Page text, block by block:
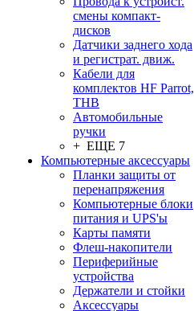
смены компакт-
дисков
Датчики заднего хода
и регистрат. движ.
Кабели для
комплектов HF Parrot,
THB
Автомобильные
ручки
+ ЕЩЕ 7
Компьютерные аксессуары
Планки защиты от
перенапряжения
Компьютерные блоки
питания и UPS'ы
Карты памяти
Флеш-накопители
Периферийные
устройства
Держатели и стойки
Аксессуары